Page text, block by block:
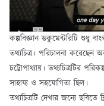
কল্পবিজ্ঞান ডকুমেন্টরিটি শুধু
তথ্যচিত্র। পরিচালনা করেছেন
চট্টোপাধ্যায়। তথ্যচিত্রটির
সাহায্য ও সহযোগিতা ছিল।
তথ্যচিত্রটি দেখার জন্যে